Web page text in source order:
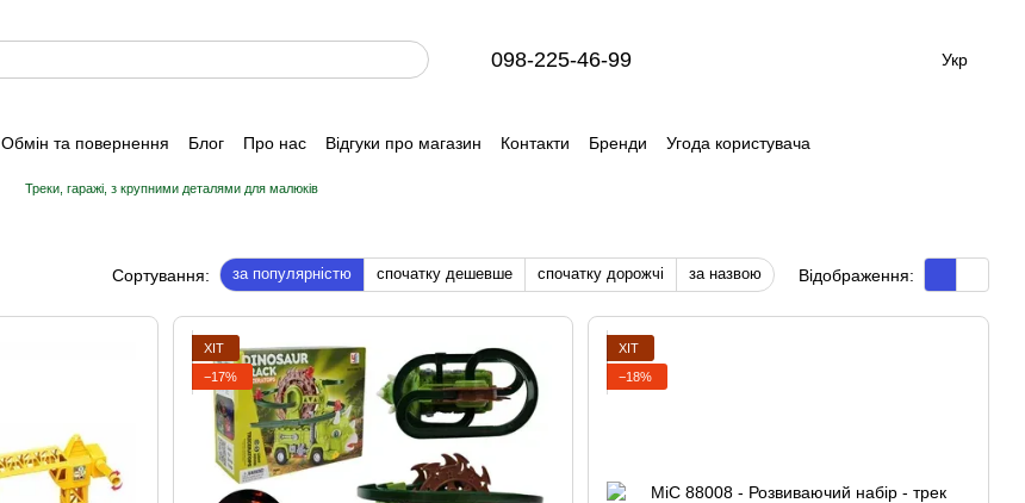
098-225-46-99 Укр
Обмін та повернення Блог Про нас Відгуки про магазин Контакти Бренди Угода користувача
Треки, гаражі, з крупними деталями для малюків
Сортування: за популярністю спочатку дешевше спочатку дорожчі за назвою Відображення:
ХІТ
−17%
ХІТ
−18%